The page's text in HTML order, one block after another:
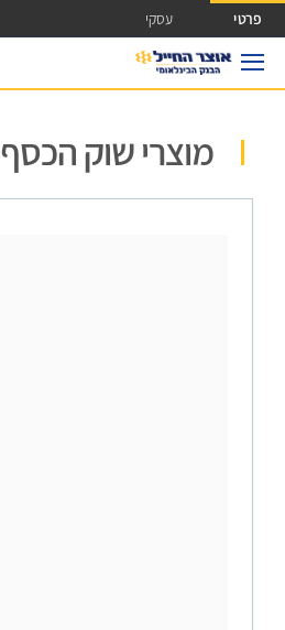
גישה ישירה לכפתור כניסה לחשבונך
פרטי עסקי
מוצרי שוק הכסף